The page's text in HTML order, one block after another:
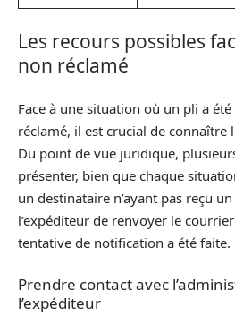
Les recours possibles
non réclamé
Face à une situation où un pli a
réclamé, il est crucial de connaître
Du point de vue juridique,
présenter, bien que chaque
un destinataire n’ayant pas reçu
l’expéditeur de renvoyer le
tentative de notification a été faite.
Prendre contact avec
l’expéditeur